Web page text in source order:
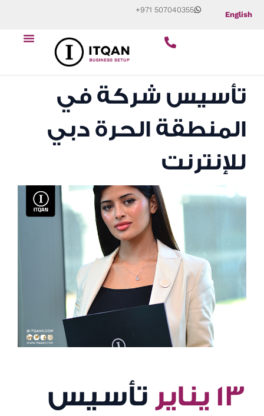
content
English
+971 507040355
تأسيس شركة في
المنطقة الحرة دبي
للإنترنت
١٣ يناير
تأسيس